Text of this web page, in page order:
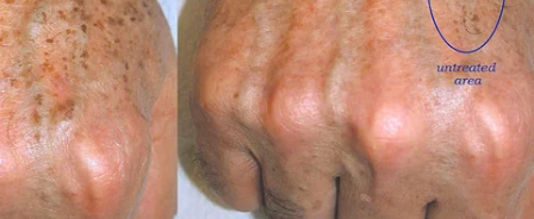
diante dos bons números de audiência
alcançados nas transmissões em que o narrador
participou. A informação acabou gerando forte
repercussão justamente porque muitos
acreditavam que a parceria teria longa duração.
Embora detalhes internos não tenham sido